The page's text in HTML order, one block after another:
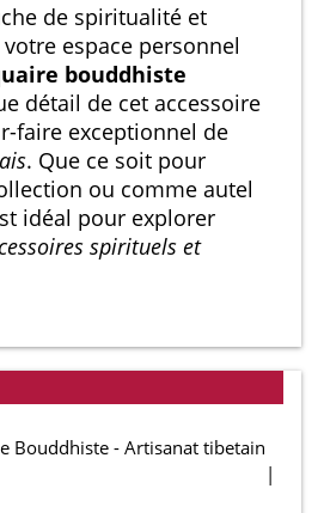
de spiritualité et
espace personnel
bouddhiste
détail de cet accessoire
faire exceptionnel de
. Que ce soit pour
ou comme autel
idéal pour explorer
spirituels et
Bouddhiste - Artisanat tibetain